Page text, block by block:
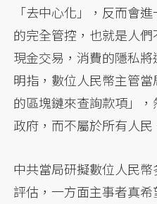
「去中心化」，反而會
的完全管控，也就是人
現金交易，消費的隱私
明指，數位人民幣主管
的區塊鏈來查詢款項」
政府，而不屬於所有人民
中共當局研擬數位人民
評估，一方面主事者真